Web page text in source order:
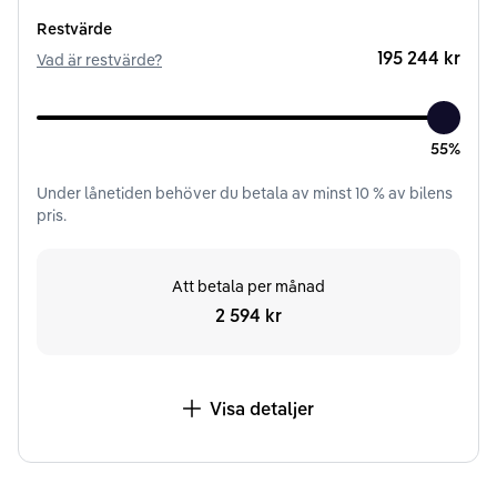
Restvärde
Vad är restvärde?
195 244 kr
55%
Under lånetiden behöver du betala av minst10% av bilens
pris.
Att betala per månad
2 594 kr
Visa detaljer